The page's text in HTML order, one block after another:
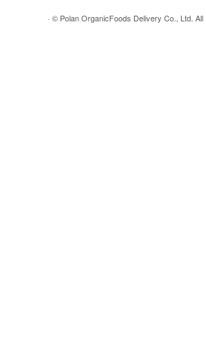
· © Polan OrganicFoods Delivery Co., Ltd. All